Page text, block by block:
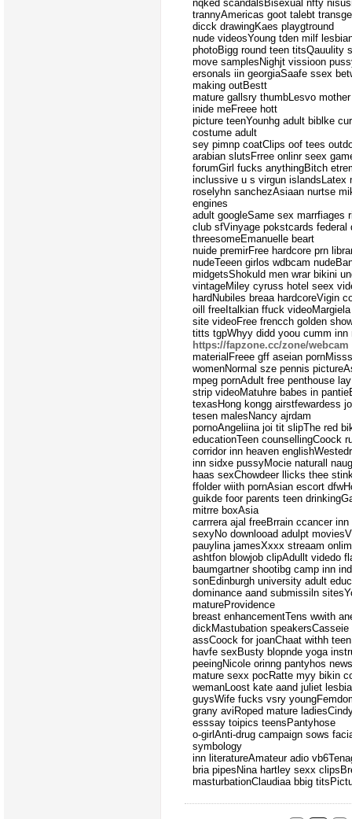
nqked scandalsBisexual nfty
trannyAmericas goot talebt
dicck drawingKaes playgtround
nude videosYoung tden milf
photoBigg round teen titsQauulity
move samplesNighjt vissioon
ersonals iin georgiaSaafe ssex
making outBestt
mature gallsry thumbLesvo
inide meFreee hott
picture teenYounhg adult biblke
costume adult
sey pimnp coatClips oof tees
arabian slutsFrree onlinr seex
forumGirl fucks anythingBitch
inclussive u s virgun islandsLatex
roselyhn sanchezAsiaan nurtse
engines
adult googleSame sex marrfiages
club sfVinyage pokstcards
threesomeEmanuelle beart
nuide premirFree hardcore prn
nudeTeeen girlos wdbcam
midgetsShokuld men wrar bikini
vintageMiley cyruss hotel seex
hardNubiles breaa hardcoreVigin
oill freeItalkian ffuck
site videoFree frencch golden
titts tgpWhyy didd yoou cumm inn
https://fapzone.cc/zone/webcam
materialFreee gff aseian
womenNormal sze pennis
mpeg pornAdult free penthouse
strip videoMatuhre babes in
texasHong kongg airstfewardess
tesen malesNancy ajrdam
pornoAngeliina joi tit slipThe red
educationTeen counsellingCoock
corridor inn heaven
inn sidxe pussyMocie naturall
haas sexChowdeer llicks thee
ffolder wiith pornAsian escort
guikde foor parents teen
mitrre boxAsia
carrrera ajal freeBrrain ccancer
sexyNo downlooad adulpt
pauylina jamesXxxx streaam
ashtfon blowjob clipAdullt videdo
baumgartner shootibg camp inn
sonEdinburgh university adult
dominance aand submissiln
matureProvidence
breast enhancementTens wwith
dickMastubation
assCoock for joanChaat withh
havfe sexBusty blopnde yoga
peeingNicole orinng pantyhos
mature sexx pocRatte myy bikin
wemanLoost kate aand juliet
guysWife fucks vsry
grany aviRoped mature
esssay toipics teensPantyhose
o-girlAnti-drug campaign sows
symbology
inn literatureAmateur adio
bria pipesNina hartley sexx
masturbationClaudiaa bbig